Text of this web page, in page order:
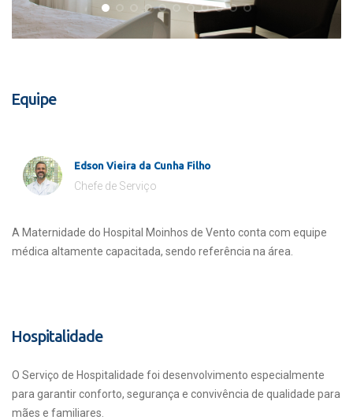
Equipe
Edson Vieira da Cunha Filho
Chefe de Serviço
A Maternidade do Hospital Moinhos de Vento conta com equipe
médica altamente capacitada, sendo referência na área.
Hospitalidade
O Serviço de Hospitalidade foi desenvolvimento especialmente
para garantir conforto, segurança e convivência de qualidade para
mães e familiares.